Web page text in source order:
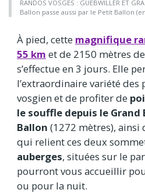
RANDOS VOSGES : GUEBWILLER ET
Ballon passe aussi par le Petit Ballon
À pied, cette magnifique
55 km et de 2150 mètres
s’effectue en 3 jours. Elle
l’extraordinaire variété des
vosgien et de profiter de
le souffle depuis le
Ballon (1272 mètres), ainsi
qui relient ces deux
auberges, situées sur le
pourront vous accueillir
ou pour la nuit.